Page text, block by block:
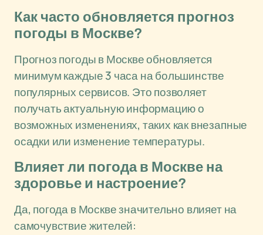
Как часто обновляется прогноз
погоды в Москве?
Прогноз погоды в Москве обновляется
минимум каждые 3 часа на большинстве
популярных сервисов. Это позволяет
получать актуальную информацию о
возможных изменениях, таких как внезапные
осадки или изменение температуры.
Влияет ли погода в Москве на
здоровье и настроение?
Да, погода в Москве значительно влияет на
самочувствие жителей: